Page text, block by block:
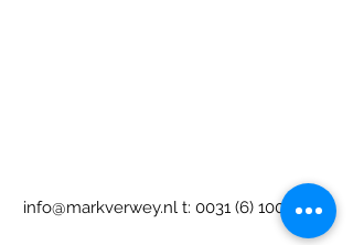
info@markverwey.nlt: 0031 (6) 10060566